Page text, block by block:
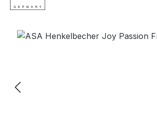
Bildergalerie überspringen